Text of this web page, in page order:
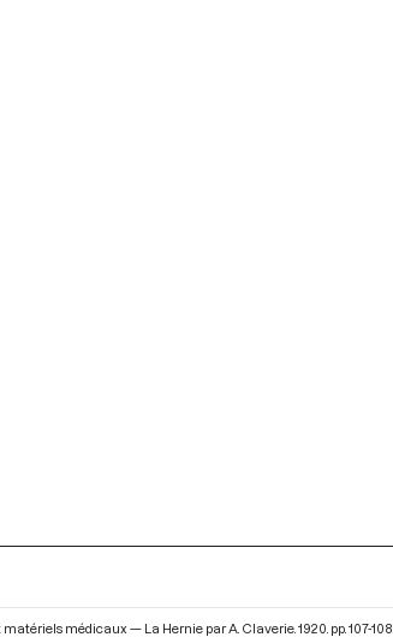
matériels médicaux — La Hernie par A. Claverie. 1920. pp. 107-108.